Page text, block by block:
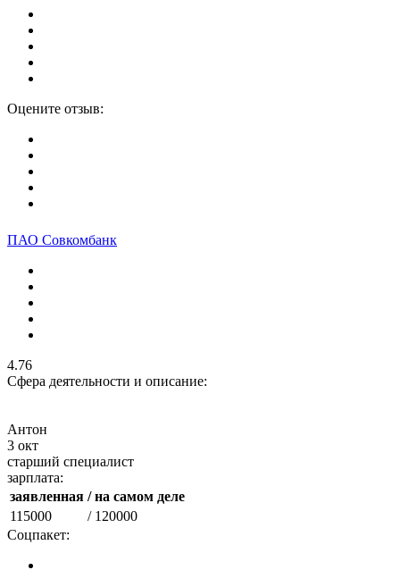
Оцените отзыв:
ПАО Совкомбанк
4.76
Сфера деятельности и описание:
Антон
3 окт
старший специалист
зарплата:
заявленная / на самом деле
115000
/ 120000
Соцпакет: